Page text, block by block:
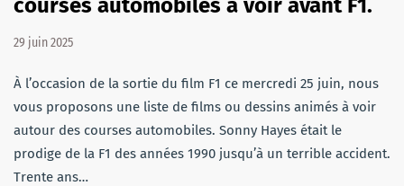
courses automobiles à voir avant F1.
29 juin 2025
À l’occasion de la sortie du film F1 ce mercredi 25 juin, nous
vous proposons une liste de films ou dessins animés à voir
autour des courses automobiles. Sonny Hayes était le
prodige de la F1 des années 1990 jusqu’à un terrible accident.
Trente ans…